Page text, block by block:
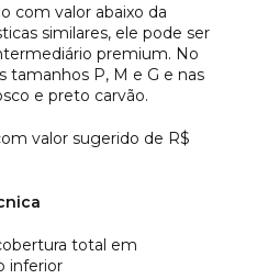
com valor abaixo da
similares, ele pode ser
premium. No
tamanhos P, M e G e nas
e preto carvão.
valor sugerido de R$
total em
inferior